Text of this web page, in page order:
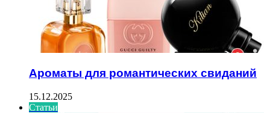
Ароматы для романтических свиданий
15.12.2025
Статьи